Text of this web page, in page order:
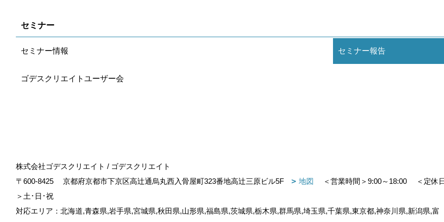
セミナー
セミナー情報 セミナー報告
ゴデスクリエイトユーザー会
株式会社ゴデスクリエイト / ゴデスクリエイト
〒600-8425
京都府京都市下京区高辻通烏丸西入骨屋町323番地高辻三原ビル5F 地図 ＜営業時間＞9:00～18:00
＜定休
＞土･日･祝
対応エリア：北海道,青森県,岩手県,宮城県,秋田県,山形県,福島県,茨城県,栃木県,群馬県,埼玉県,千葉県,東京都,神奈川県,新潟県,富